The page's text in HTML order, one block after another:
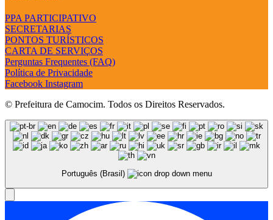
PPA PARTICIPATIVO
SECRETARIAS
PONTOS TURÍSTICOS
CARTA DE SERVIÇOS
Perguntas Frequentes (FAQ)
Política de Privacidade
Facebook Instagram
© Prefeitura de Camocim. Todos os Direitos Reservados.
Português (Brasil)